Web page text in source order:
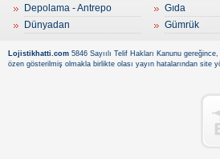
Depolama - Antrepo
Dünyadan
Gıda
Gümrük
Lojistikhatti.com 5846 Sayıılı Telif Hakları Kanunu
özen gösterilmiş olmakla birlikte olası yayın hatalarından site